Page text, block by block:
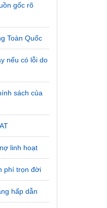
gốc rõ
Toàn Quốc
nếu có lỗi do
sách của
linh hoạt
phí trọn đời
hấp dẫn